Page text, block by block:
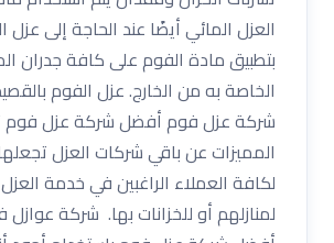
العزل المائي أيضًا عند الحاجة إلى عزل
بتطبيق مادة الفوم على كافة جدران
الخاصة به من الخارج. عزل الفوم
شركة عزل فوم أفضل شركة عزل فوم
المميزات عن باقي شركات العزل تجعلها
لكافة العملاء الراغبين في خدمة
لمنازلهم أو للخزانات بها. شركة